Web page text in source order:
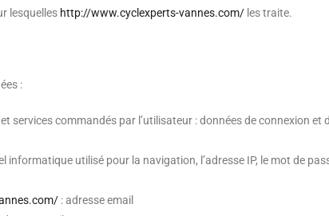
lesquelles http://www.cyclexperts-vannes.com/ les traite.
:
commandés par l’utilisateur : données de connexion et
utilisé pour la navigation, l’adresse IP, le mot de
: adresse email